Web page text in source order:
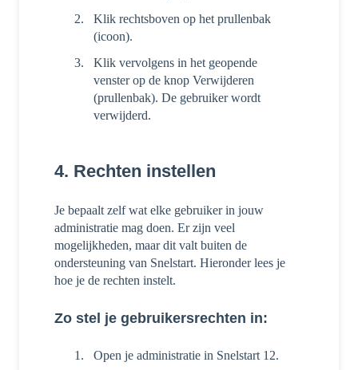
Klik rechtsboven op het prullenbak
(icoon).
Klik vervolgens in het geopende
venster op de knop Verwijderen
(prullenbak). De gebruiker wordt
verwijderd.
4. Rechten instellen
Je bepaalt zelf wat elke gebruiker in jouw
administratie mag doen. Er zijn veel
mogelijkheden, maar dit valt buiten de
ondersteuning van Snelstart. Hieronder lees je
hoe je de rechten instelt.
Zo stel je gebruikersrechten in:
Open je administratie in Snelstart 12.